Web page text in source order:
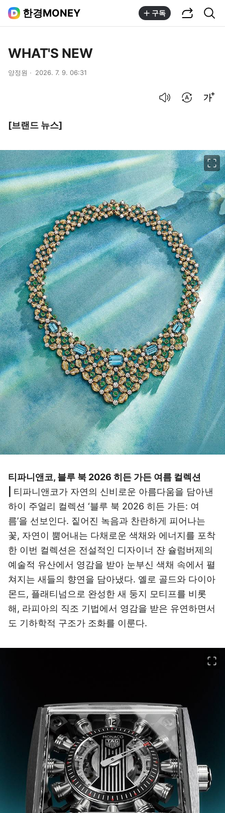
한경MONEY 구독
WHAT'S NEW
양정원 2026. 7. 9. 06:31
[브랜드 뉴스]
티파니앤코, 블루 북 2026 히든 가든 여름 컬렉션
티파니앤코가 자연의 신비로운 아름다움을 담아낸
하이 주얼리 컬렉션 ‘블루 북 2026 히든 가든: 여
름’을 선보인다. 짙어진 녹음과 찬란하게 피어나는
꽃, 자연이 뿜어내는 다채로운 색채와 에너지를 포착
한 이번 컬렉션은 전설적인 디자이너 쟌 슐럼버제의
예술적 유산에서 영감을 받아 눈부신 색채 속에서 펼
쳐지는 새들의 향연을 담아냈다. 옐로 골드와 다이아
몬드, 플래티넘으로 완성한 새 둥지 모티프를 비롯
해, 라피아의 직조 기법에서 영감을 받은 유연하면서
도 기하학적 구조가 조화를 이룬다.